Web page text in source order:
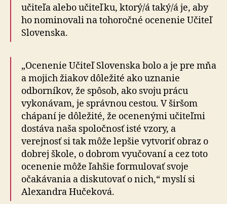
učiteľa alebo učiteľku, ktorý/á taký/á je, aby
ho nominovali na tohoročné ocenenie Učiteľ
Slovenska.
„Ocenenie Učiteľ Slovenska bolo a je pre mňa
a mojich žiakov dôležité ako uznanie
odborníkov, že spôsob, ako svoju prácu
vykonávam, je správnou cestou. V širšom
chápaní je dôležité, že ocenenými učiteľmi
dostáva naša spoločnosť isté vzory, a
verejnosť si tak môže lepšie vytvoriť obraz o
dobrej škole, o dobrom vyučovaní a cez toto
ocenenie môže ľahšie formulovať svoje
očakávania a diskutovať o nich,“ myslí si
Alexandra Hučeková.